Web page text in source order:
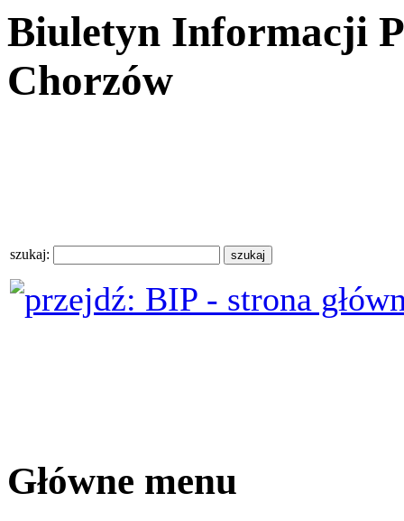
Biuletyn Informacji
Chorzów
szukaj:
Główne menu